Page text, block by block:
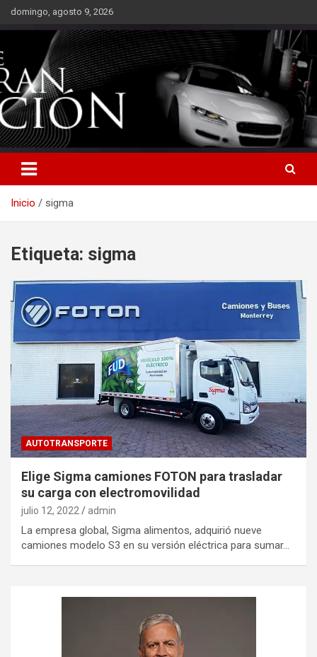
Saltardomingo, agosto 9, 2026
Inicio sigma
Etiqueta: sigma
AUTOTRANSPORTE
Elige Sigma camiones FOTON para trasladar
su carga con electromovilidad
julio 12, 2022 admin
La empresa global, Sigma alimentos, adquirió nueve
camiones modelo S3 en su versión eléctrica para sumar…